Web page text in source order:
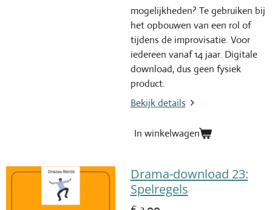
mogelijkheden? Te gebruiken bij
het opbouwen van een rol of
tijdens de improvisatie. Voor
iedereen vanaf 14 jaar. Digitale
download, dus geen fysiek
product.
Bekijk details
In winkelwagen
Drama-download 23:
Spelregels